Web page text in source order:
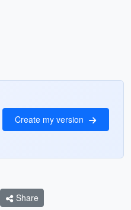
Create my version
Share